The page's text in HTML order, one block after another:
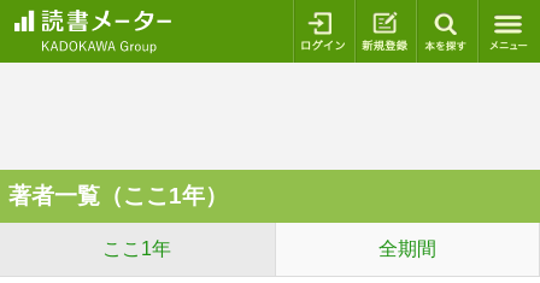
ログイン 新規登録
著者一覧（ここ1年）
ここ1年 全期間